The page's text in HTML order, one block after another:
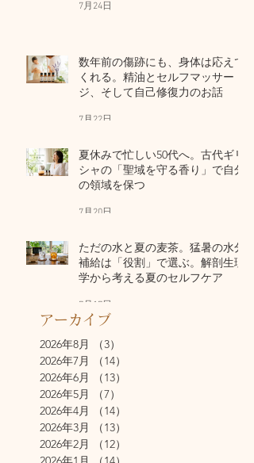
7月24日
数年前の傷跡にも、身体は応えて
くれる。精油とセルフマッサー
ジ、そして自己修復力のお話
7月22日
夏休みで忙しい50代へ。古代ギリ
シャの「聖域を守る香り」で自分
の領域を保つ
7月20日
ただの水と夏の麦茶。猛暑の水分
補給は「役割」で選ぶ。解剖生理
学から考える夏のセルフケア
7月17日
アーカイブ
2026年8月
（3）
2026年7月
（14）
2026年6月
（13）
2026年5月
（7）
2026年4月
（14）
2026年3月
（13）
2026年2月
（12）